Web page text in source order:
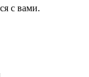
с вами.